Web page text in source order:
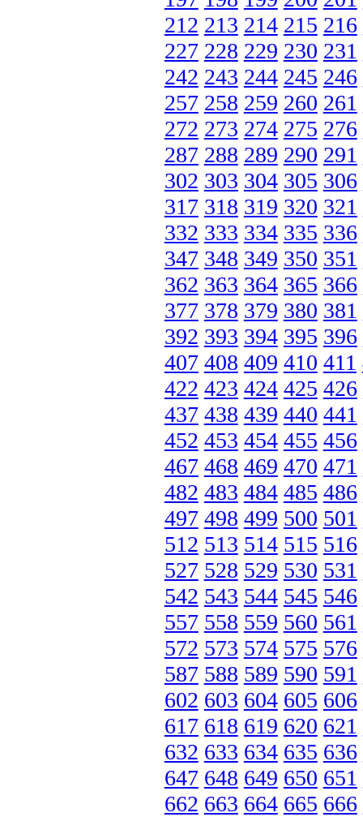
212 213 214 215 216
227 228 229 230 231
242 243 244 245 246
257 258 259 260 261
272 273 274 275 276
287 288 289 290 291
302 303 304 305 306
317 318 319 320 321
332 333 334 335 336
347 348 349 350 351
362 363 364 365 366
377 378 379 380 381
392 393 394 395 396
407 408 409 410 411
422 423 424 425 426
437 438 439 440 441
452 453 454 455 456
467 468 469 470 471
482 483 484 485 486
497 498 499 500 501
512 513 514 515 516
527 528 529 530 531
542 543 544 545 546
557 558 559 560 561
572 573 574 575 576
587 588 589 590 591
602 603 604 605 606
617 618 619 620 621
632 633 634 635 636
647 648 649 650 651
662 663 664 665 666